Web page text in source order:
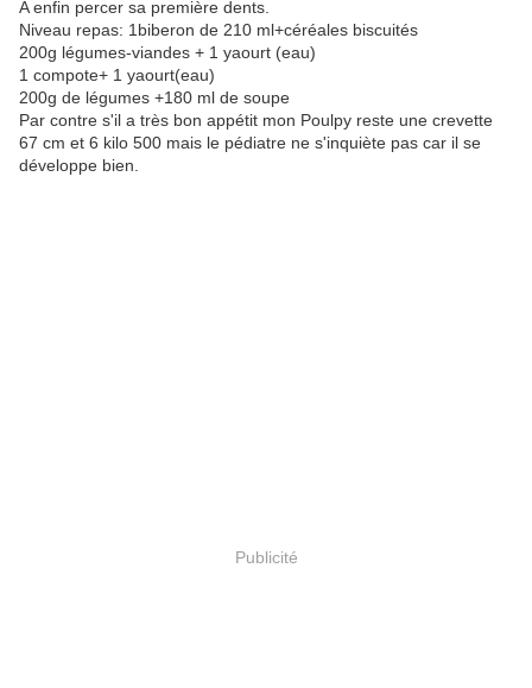
A enfin percer sa première dents.
Niveau repas: 1biberon de 210 ml+céréales biscuités
200g légumes-viandes + 1 yaourt (eau)
1 compote+ 1 yaourt(eau)
200g de légumes +180 ml de soupe
Par contre s'il a très bon appétit mon Poulpy reste une crevette
67 cm et 6 kilo 500 mais le pédiatre ne s'inquiète pas car il se
développe bien.
Publicité